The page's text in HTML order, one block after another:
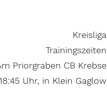
Kreisliga
Trainingszeiten
Priorgraben CB Krebse
Uhr, in Klein Gaglow